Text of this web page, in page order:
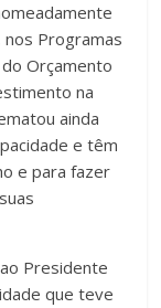
nos Programas
Orçamento
na
ainda
e têm
e para fazer
Presidente
que teve